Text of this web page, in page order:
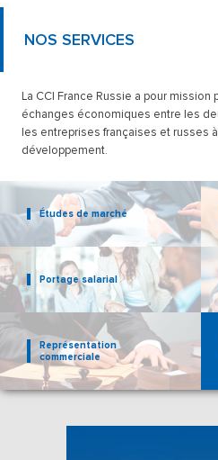
NOS SERVICES
La CCI France Russie a pour mission
échanges économiques entre les
les entreprises françaises et russes
développement.
Études de marché
Portage salarial
Représentation
commerciale